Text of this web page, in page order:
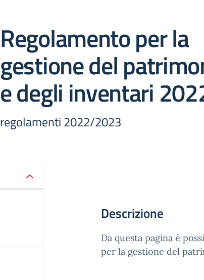
Regolamento per la
gestione del
e degli inventari
regolamenti 2022/2023
Descrizione
Da questa pagina è
per la gestione del